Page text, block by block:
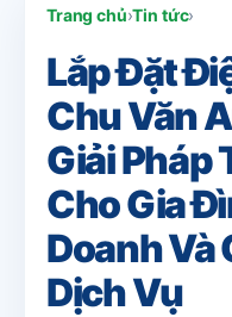
Trang chủ›Tin tức›
Lắp Đặt
Chu Văn
Giải Pháp
Cho Gia
Doanh Và
Dịch Vụ